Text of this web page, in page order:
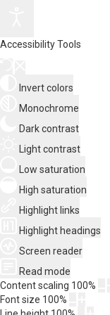
Accessibility Tools
Invert colors
Monochrome
Dark contrast
Light contrast
Low saturation
High saturation
Highlight links
Highlight headings
Screen reader
Read mode
Content scaling 100%
Font size 100%